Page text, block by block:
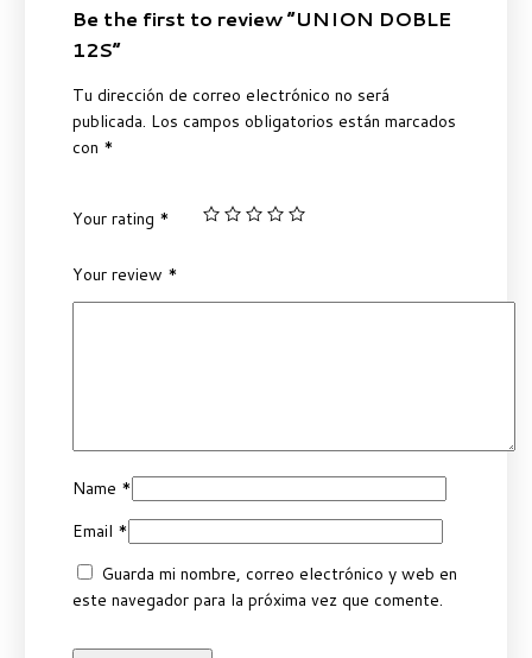
Be the first to review “UNION DOBLE
12S”
Tu dirección de correo electrónico no será
publicada. Los campos obligatorios están marcados
con *
Your rating *
Your review *
Name *
Email *
Guarda mi nombre, correo electrónico y web en
este navegador para la próxima vez que comente.